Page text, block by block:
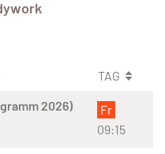
TAG
2026)
Fr
09:15